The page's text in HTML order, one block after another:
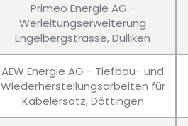
Primeo Energie AG -
Werleitungserweiterung
Engelbergstrasse, Dulliken
AEW Energie AG - Tiefbau- und
Wiederherstellungsarbeiten für
Kabelersatz, Döttingen